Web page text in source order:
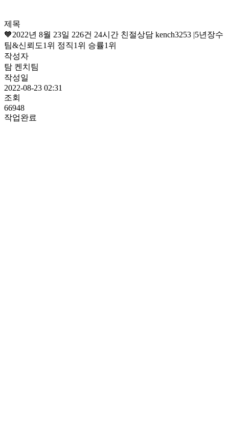
제목
🧡2022년 8월 23일 226건 24시간 친절상담 kench3253 |5년장수
팀&신뢰도1위 정직1위 승률1위
작성자
탐 켄치팀
작성일
2022-08-23 02:31
조회
66948
작업완료